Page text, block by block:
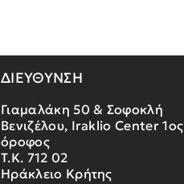
ΔΙΕΥΘΥΝΣΗ
Γιαμαλάκη 50 & Σοφοκλή
Βενιζέλου, Iraklio Center 1ος
όροφος
Τ.Κ. 712 02
Ηράκλειο Κρήτης